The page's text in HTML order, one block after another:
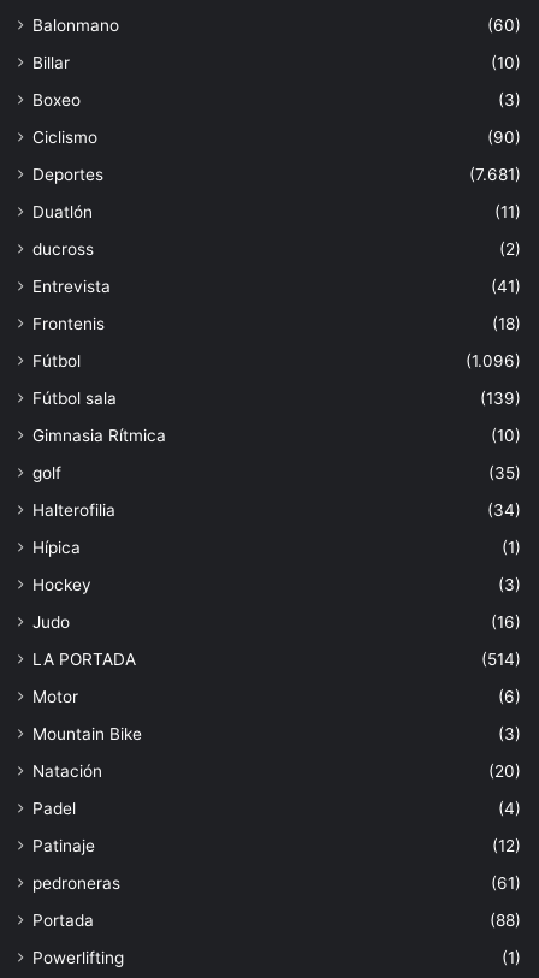
Balonmano
(60)
Billar
(10)
Boxeo
(3)
Ciclismo
(90)
Deportes
(7.681)
Duatlón
(11)
ducross
(2)
Entrevista
(41)
Frontenis
(18)
Fútbol
(1.096)
Fútbol sala
(139)
Gimnasia Rítmica
(10)
golf
(35)
Halterofilia
(34)
Hípica
(1)
Hockey
(3)
Judo
(16)
LA PORTADA
(514)
Motor
(6)
Mountain Bike
(3)
Natación
(20)
Padel
(4)
Patinaje
(12)
pedroneras
(61)
Portada
(88)
Powerlifting
(1)